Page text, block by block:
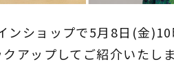
ンショップで5月8日(金
アップしてご紹介いたしま